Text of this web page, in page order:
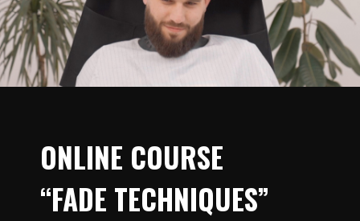
ONLINE COURSE
“FADE TECHNIQUES”